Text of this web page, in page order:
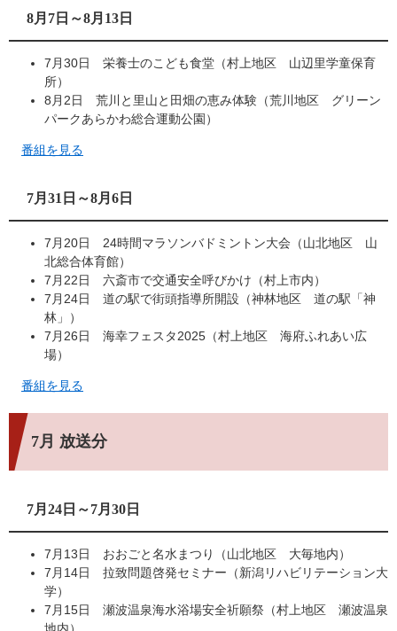
8月7日～8月13日
7月30日 栄養士のこども食堂（村上地区 山辺里学童保育
所）
8月2日 荒川と里山と田畑の恵み体験（荒川地区 グリーン
パークあらかわ総合運動公園）
番組を見る
7月31日～8月6日
7月20日 24時間マラソンバドミントン大会（山北地区 山
北総合体育館）
7月22日 六斎市で交通安全呼びかけ（村上市内）
7月24日 道の駅で街頭指導所開設（神林地区 道の駅「神
林」）
7月26日 海幸フェスタ2025（村上地区 海府ふれあい広
場）
番組を見る
7月 放送分
7月24日～7月30日
7月13日 おおごと名水まつり（山北地区 大毎地内）
7月14日 拉致問題啓発セミナー（新潟リハビリテーション大
学）
7月15日 瀬波温泉海水浴場安全祈願祭（村上地区 瀬波温泉